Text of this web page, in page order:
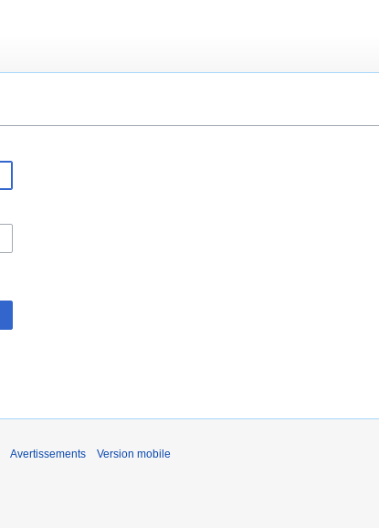
Avertissements Version mobile